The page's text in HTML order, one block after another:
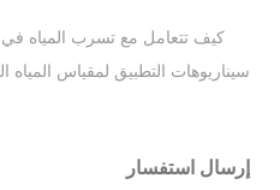
كيف تتعامل مع تسرب المياه في
سيناريوهات التطبيق لمقياس المياه
إرسال استفسار